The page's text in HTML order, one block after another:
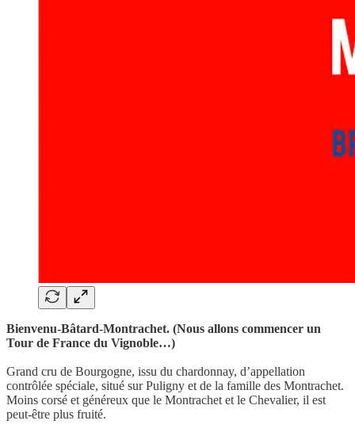
Bienvenu-Bâtard-Montrachet. (Nous allons commencer un
Tour de France du Vignoble…)
Grand cru de Bourgogne, issu du chardonnay, d’appellation
contrôlée spéciale, situé sur Puligny et de la famille des Montrachet.
Moins corsé et généreux que le Montrachet et le Chevalier, il est
peut-être plus fruité.